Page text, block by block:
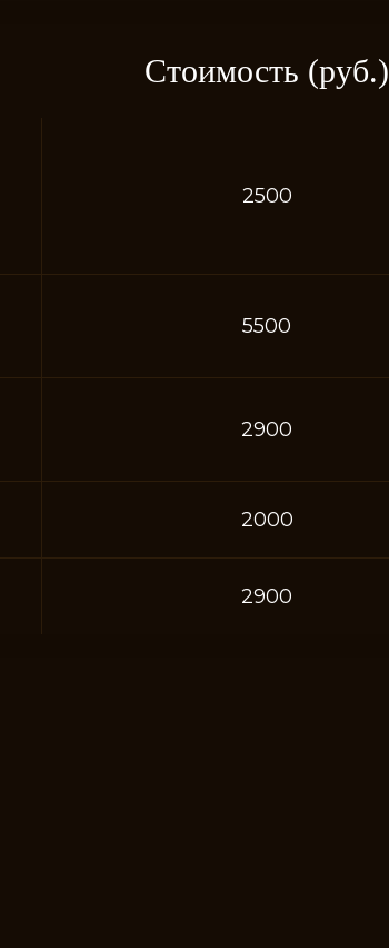
Стоимость (руб.)
2500
5500
2900
2000
2900